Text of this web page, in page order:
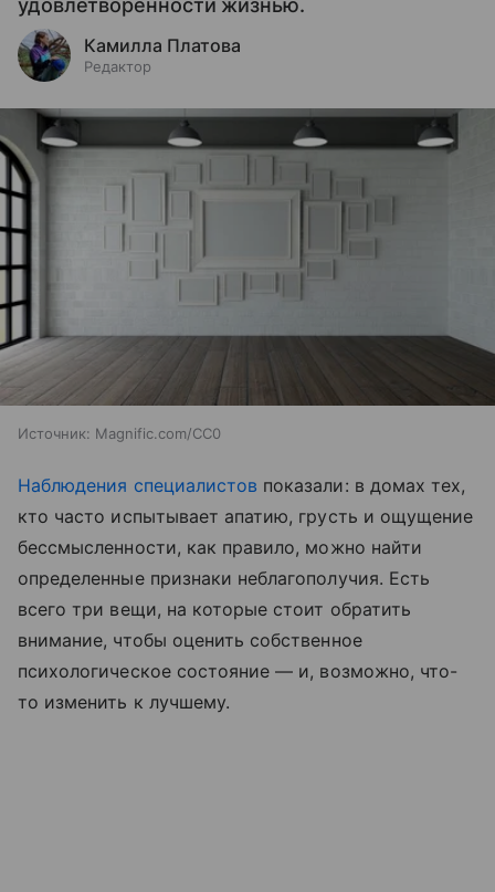
удовлетворенности жизнью.
Камилла Платова
Редактор
Источник: Magnific.com/CC0
Наблюдения специалистов показали: в домах тех,
кто часто испытывает апатию, грусть и ощущение
бессмысленности, как правило, можно найти
определенные признаки неблагополучия. Есть
всего три вещи, на которые стоит обратить
внимание, чтобы оценить собственное
психологическое состояние — и, возможно, что-
то изменить к лучшему.